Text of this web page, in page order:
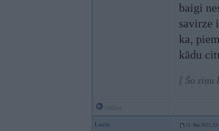
baigi
savirze
ka,
kādu
[ Šo ziņu
Locis 12. Mar 2021,